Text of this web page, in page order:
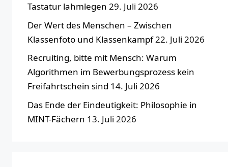
Tastatur lahmlegen 29. Juli 2026
Der Wert des Menschen – Zwischen
Klassenfoto und Klassenkampf 22. Juli 2026
Recruiting, bitte mit Mensch: Warum
Algorithmen im Bewerbungsprozess kein
Freifahrtschein sind 14. Juli 2026
Das Ende der Eindeutigkeit: Philosophie in
MINT-Fächern 13. Juli 2026